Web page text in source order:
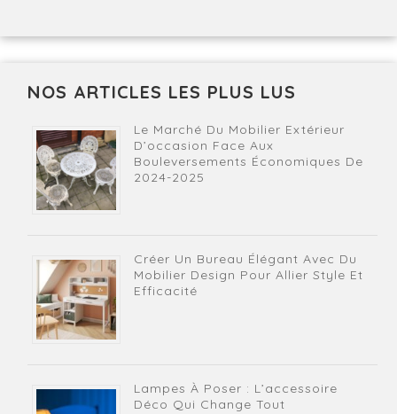
NOS ARTICLES LES PLUS LUS
Le Marché Du Mobilier Extérieur
D’occasion Face Aux
Bouleversements Économiques De
2024-2025
Créer Un Bureau Élégant Avec Du
Mobilier Design Pour Allier Style Et
Efficacité
Lampes À Poser : L’accessoire
Déco Qui Change Tout